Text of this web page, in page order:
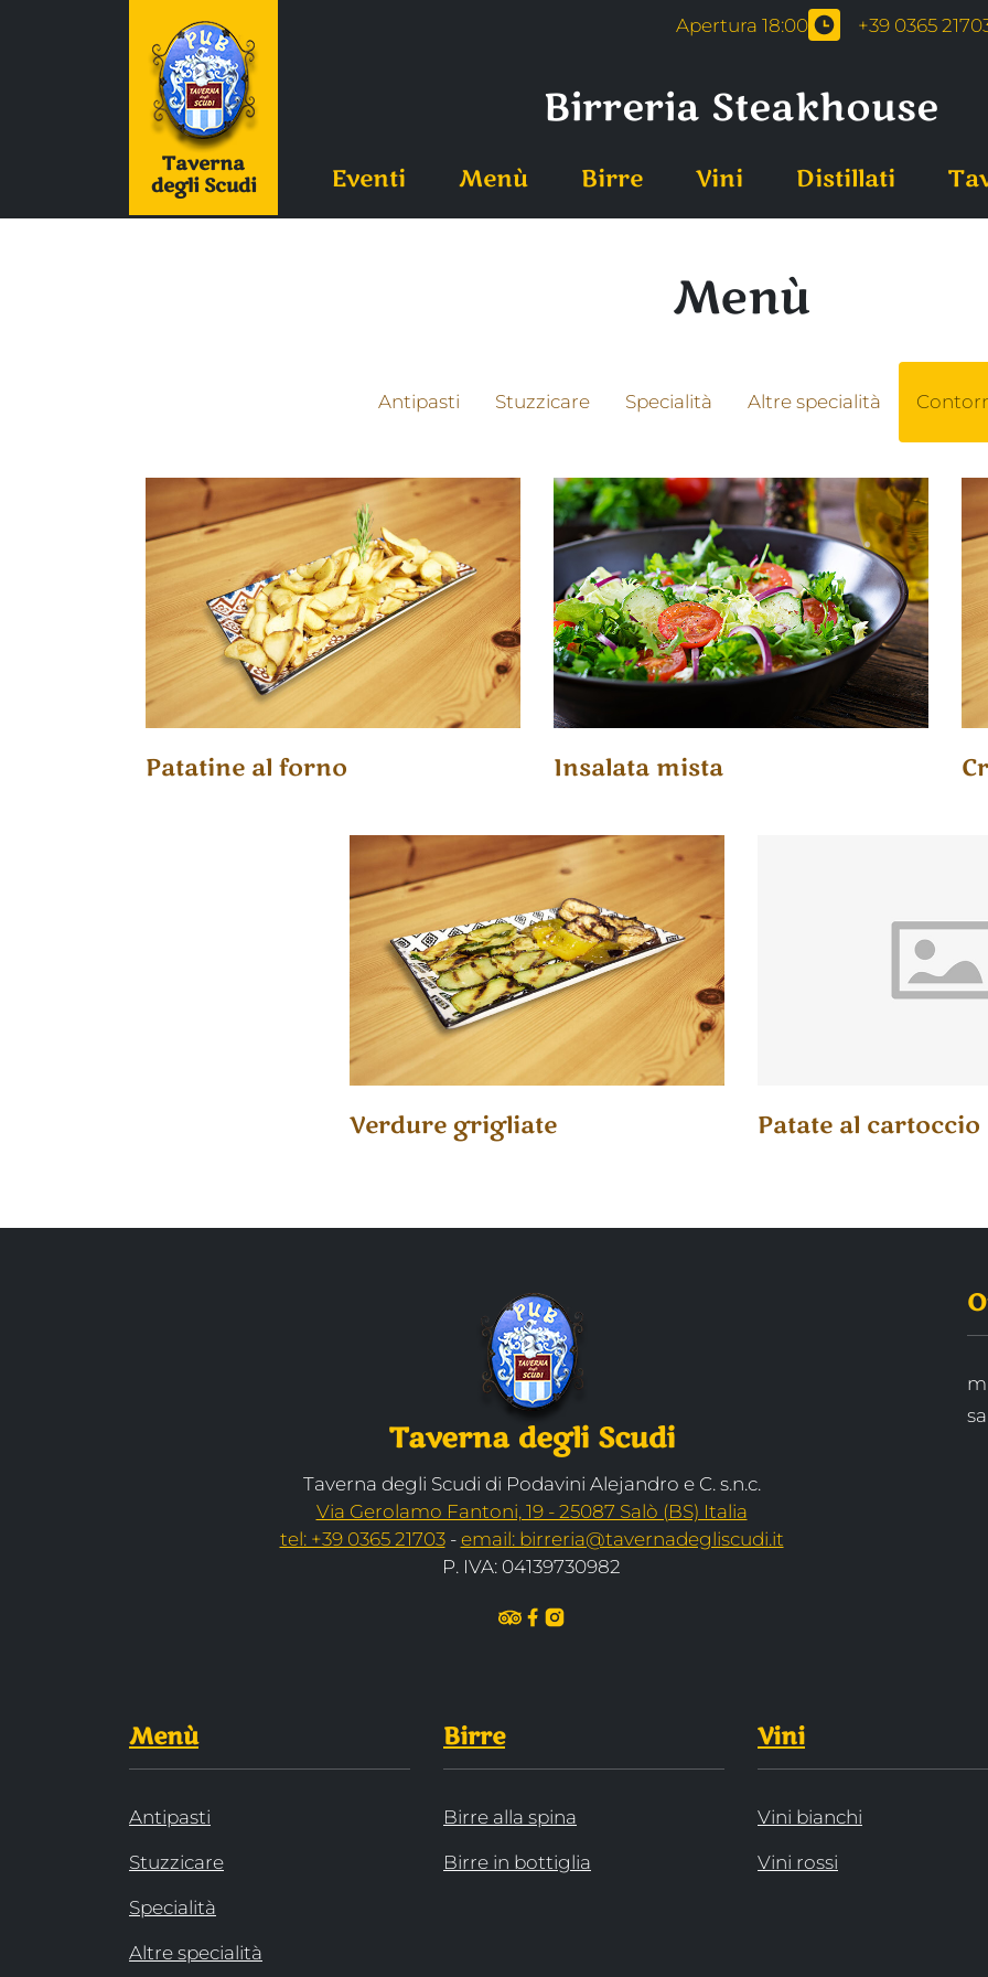
Taverna
degli Scudi
Apertura 18:00 +39 0365
Birreria Steakhouse
Eventi Menù Birre Vini Distillati
Menù
Antipasti Stuzzicare Specialità Altre specialità
Patatine al forno Insalata mista
Verdure grigliate Patate al cartoccio
Taverna degli Scudi
Taverna degli Scudi di Podavini Alejandro e C. s.n.c.
Via Gerolamo Fantoni, 19 - 25087 Salò (BS) Italia
tel: +39 0365 21703- email: birreria@tavernadegliscudi.it
P. IVA: 04139730982
Menù
Antipasti
Stuzzicare
Specialità
Altre specialità
Birre
Birre alla spina
Birre in bottiglia
Vini
Vini bianchi
Vini rossi